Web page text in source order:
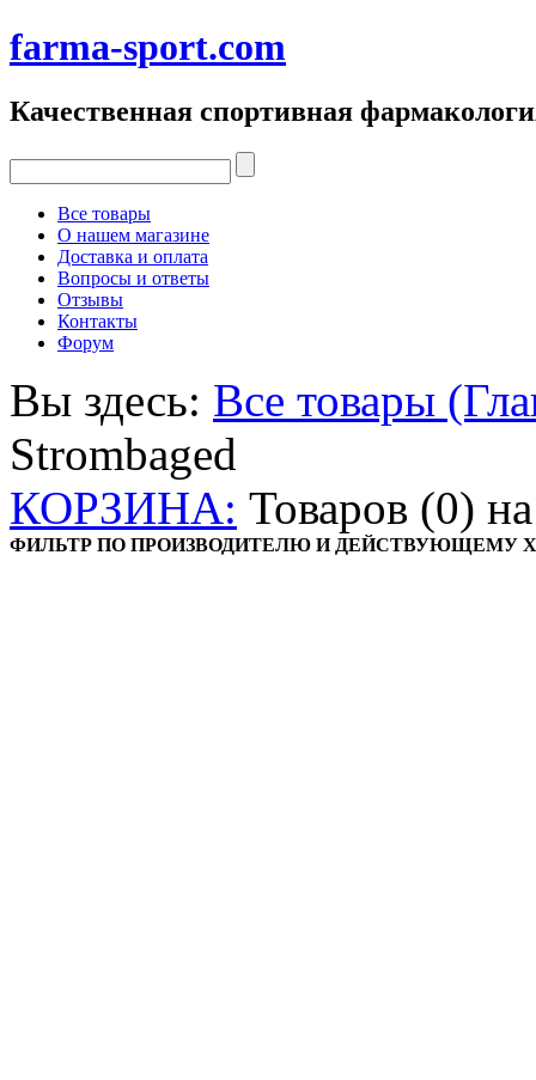
farma-sport.com
Качественная спортивная
Все товары
О нашем магазине
Доставка и оплата
Вопросы и ответы
Отзывы
Контакты
Форум
Вы здесь: Все товары
Strombaged
КОРЗИНА: Товаров (0)
ФИЛЬТР ПО ПРОИЗВОДИТЕЛЮ И ДЕЙСТВУЮЩЕМУ